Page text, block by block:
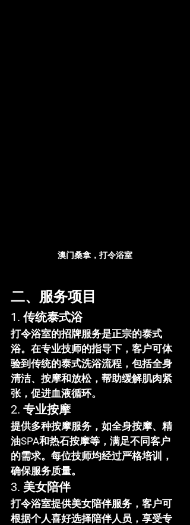
澳门桑拿，打令浴室
二、服务项目
1. 传统泰式浴
打令浴室的招牌服务是正宗的泰式
浴。在专业技师的指导下，客户可体
验到传统的泰式洗浴流程，包括全身
清洁、按摩和放松，帮助缓解肌肉紧
张，促进血液循环。
2. 专业按摩
提供多种按摩服务，如全身按摩、精
油SPA和热石按摩等，满足不同客户
的需求。每位技师均经过严格培训，
确保服务质量。
3. 美女陪伴
打令浴室提供美女陪伴服务，客户可
根据个人喜好选择陪伴人员，享受专